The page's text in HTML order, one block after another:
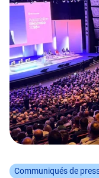
Communiqués de